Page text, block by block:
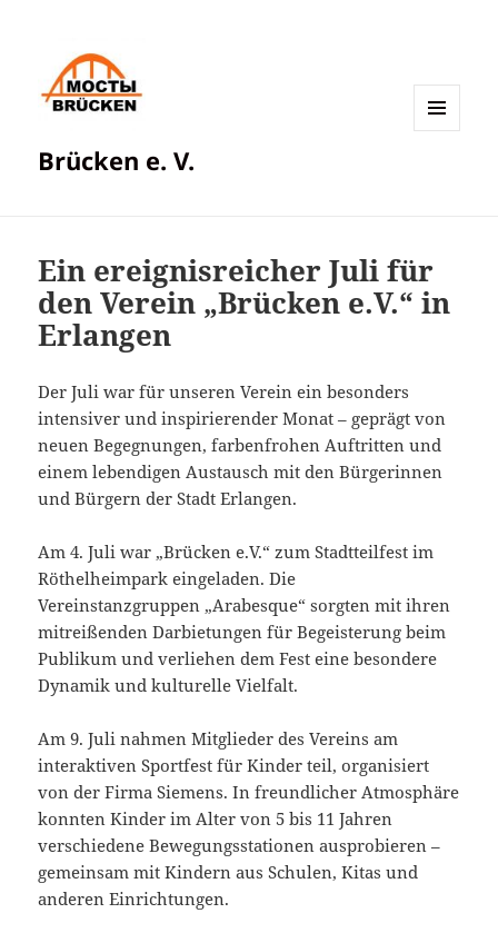
Brücken e. V.
Ein ereignisreicher Juli für
den Verein „Brücken e.V.“ in
Erlangen
Der Juli war für unseren Verein ein besonders
intensiver und inspirierender Monat – geprägt von
neuen Begegnungen, farbenfrohen Auftritten und
einem lebendigen Austausch mit den Bürgerinnen
und Bürgern der Stadt Erlangen.
Am 4. Juli war „Brücken e.V.“ zum Stadtteilfest im
Röthelheimpark eingeladen. Die
Vereinstanzgruppen „Arabesque“ sorgten mit ihren
mitreißenden Darbietungen für Begeisterung beim
Publikum und verliehen dem Fest eine besondere
Dynamik und kulturelle Vielfalt.
Am 9. Juli nahmen Mitglieder des Vereins am
interaktiven Sportfest für Kinder teil, organisiert
von der Firma Siemens. In freundlicher Atmosphäre
konnten Kinder im Alter von 5 bis 11 Jahren
verschiedene Bewegungsstationen ausprobieren –
gemeinsam mit Kindern aus Schulen, Kitas und
anderen Einrichtungen.